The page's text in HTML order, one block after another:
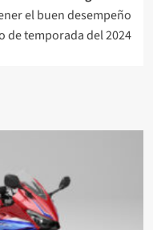
el buen desempeño
de temporada del 2024